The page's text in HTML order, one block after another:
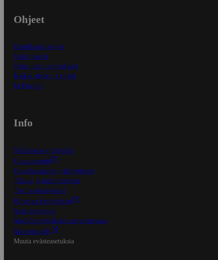
Ohjeet
Ensitilaajan ohjeet
Näin maksat
Näin tilaat ja muokkaat
Kaikki ohjeet ja vinkit
In English
Info
S-Business yrityksille
Oiva-raportit
Osuuskauppojen yhteystiedot
Tilaus- ja toimitusehdot
Tietosuojakäytäntö
Palvelun käyttöehdot
Saavutettavuus
Mobiilisovelluksen saavutettavuus
Mainostajalle
Muuta evästeasetuksia